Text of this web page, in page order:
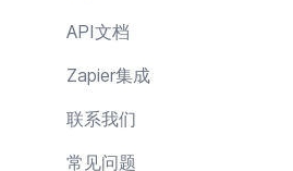
API文档
Zapier集成
联系我们
常见问题